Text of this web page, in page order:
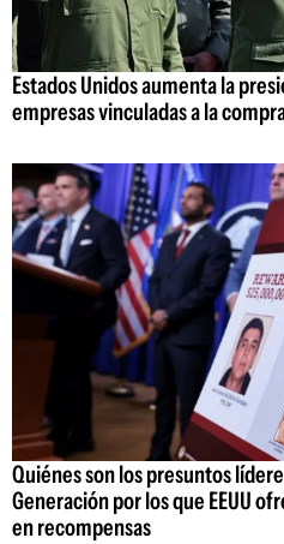
Estados Unidos aumenta la
empresas vinculadas a la
Quiénes son los presuntos
Generación por los que EEUU
en recompensas